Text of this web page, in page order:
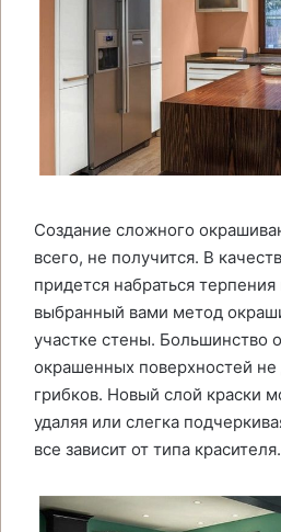
Создание сложного
всего, не получится. В
придется набраться
выбранный вами метод
участке стены. Большинство
окрашенных поверхностей не
грибков. Новый слой краски
удаляя или слегка
все зависит от типа красителя.